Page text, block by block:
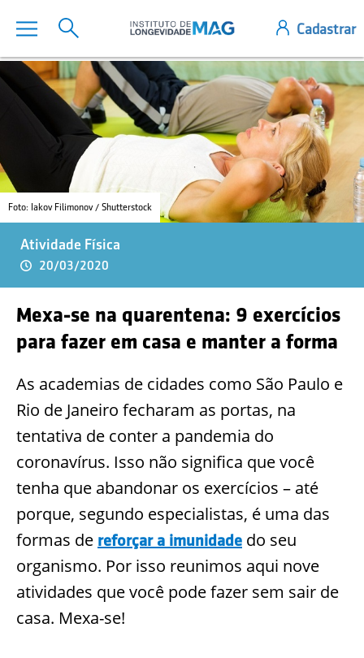
Foto: Iakov Filimonov / Shutterstock
Atividade Física
20/03/2020
Mexa-se na quarentena: 9 exercícios
para fazer em casa e manter a forma
As academias de cidades como São Paulo e
Rio de Janeiro fecharam as portas, na
tentativa de conter a pandemia do
coronavírus. Isso não significa que você
tenha que abandonar os exercícios – até
porque, segundo especialistas, é uma das
formas de reforçar a imunidade do seu
organismo. Por isso reunimos aqui nove
atividades que você pode fazer sem sair de
casa. Mexa-se!